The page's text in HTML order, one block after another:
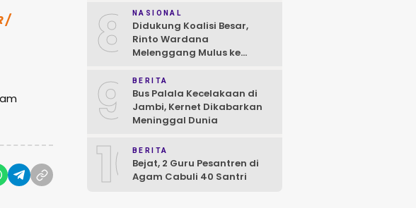
/
8 NASIONAL
Didukung Koalisi Besar,
Rinto Wardana
Melenggang Mulus ke
Mentawai
9 BERITA
Bus Palala Kecelakaan di
Jambi, Kernet Dikabarkan
Meninggal Dunia
10BERITA
Bejat, 2 Guru Pesantren di
Agam Cabuli 40 Santri